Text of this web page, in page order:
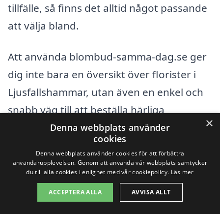
tillfälle, så finns det alltid något passande
att välja bland.
Att använda blombud-samma-dag.se ger
dig inte bara en översikt över florister i
Ljusfallshammar, utan även en enkel och
snabb väg till att beställa härliga
blomsterarrangemang. Genom att ge dig
tillgång till olika leverantörer säkerställs
att du kan hitta det perfekta blombudet
oavsett om det är till en glad eller sorgsen
tillställning.
×
Denna webbplats använder
cookies
Denna webbplats använder cookies för att förbättra
användarupplevelsen. Genom att använda vår webbplats samtycker
du till alla cookies i enlighet med vår cookiepolicy. Läs mer
ACCEPTERA ALLA AVVISA ALLT